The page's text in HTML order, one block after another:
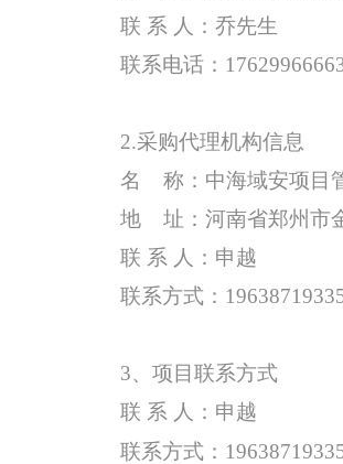
联 系 人： 乔先生
联系电话： 1
2.采购代理机构信息
名
称：中海域安项目
地
址： 河南省郑州市
联 系 人： 申越
联系方式：
3、 项目联系方式
联 系 人： 申越
联系方式：